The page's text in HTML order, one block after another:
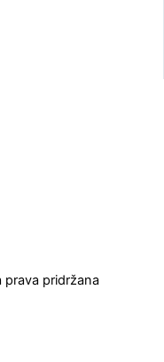
prava pridržana